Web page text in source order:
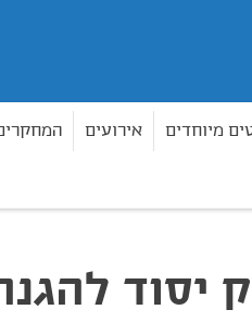
מיוחדים אירועים
יסוד